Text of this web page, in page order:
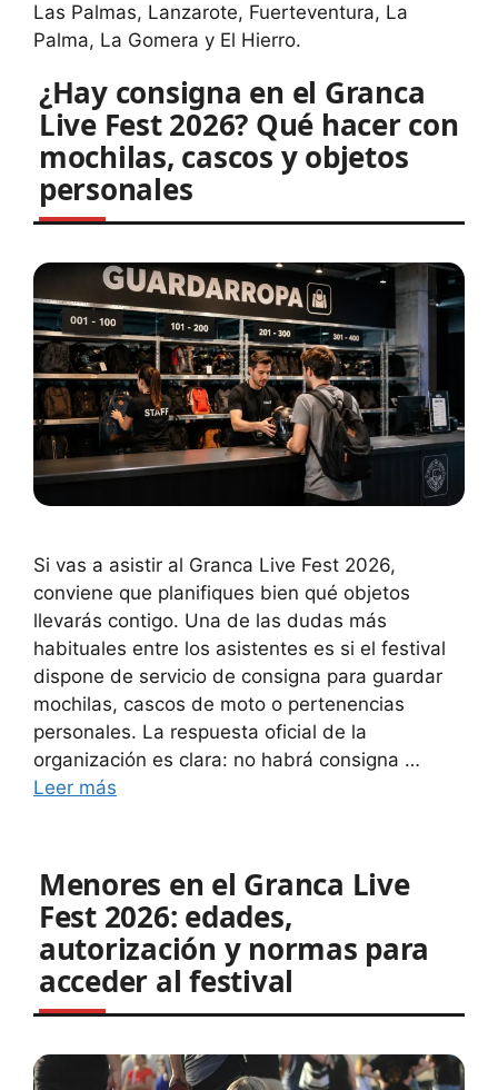
Las Palmas, Lanzarote, Fuerteventura, La
Palma, La Gomera y El Hierro.
¿Hay consigna en el Granca
Live Fest 2026? Qué hacer con
mochilas, cascos y objetos
personales
Si vas a asistir al Granca Live Fest 2026,
conviene que planifiques bien qué objetos
llevarás contigo. Una de las dudas más
habituales entre los asistentes es si el festival
dispone de servicio de consigna para guardar
mochilas, cascos de moto o pertenencias
personales. La respuesta oficial de la
organización es clara: no habrá consigna …
Leer más
Menores en el Granca Live
Fest 2026: edades,
autorización y normas para
acceder al festival